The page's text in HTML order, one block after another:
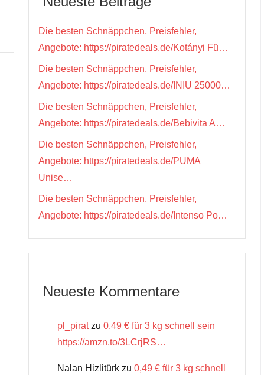
Die besten Schnäppchen, Preisfehler,
Angebote: https://piratedeals.de/Kotányi Fü…
Die besten Schnäppchen, Preisfehler,
Angebote: https://piratedeals.de/INIU 25000…
Die besten Schnäppchen, Preisfehler,
Angebote: https://piratedeals.de/Bebivita A…
Die besten Schnäppchen, Preisfehler,
Angebote: https://piratedeals.de/PUMA
Unise…
Die besten Schnäppchen, Preisfehler,
Angebote: https://piratedeals.de/Intenso Po…
Neueste Kommentare
pl_piratzu 0,49 € für 3 kg schnell sein
https://amzn.to/3LCrjRS…
Nalan Hizlitürk zu 0,49 € für 3 kg schnell